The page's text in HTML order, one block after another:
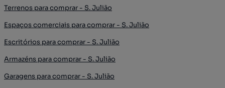
Terrenos para comprar - S. Julião
Espaços comerciais para comprar - S. Julião
Escritórios para comprar - S. Julião
Armazéns para comprar - S. Julião
Garagens para comprar - S. Julião